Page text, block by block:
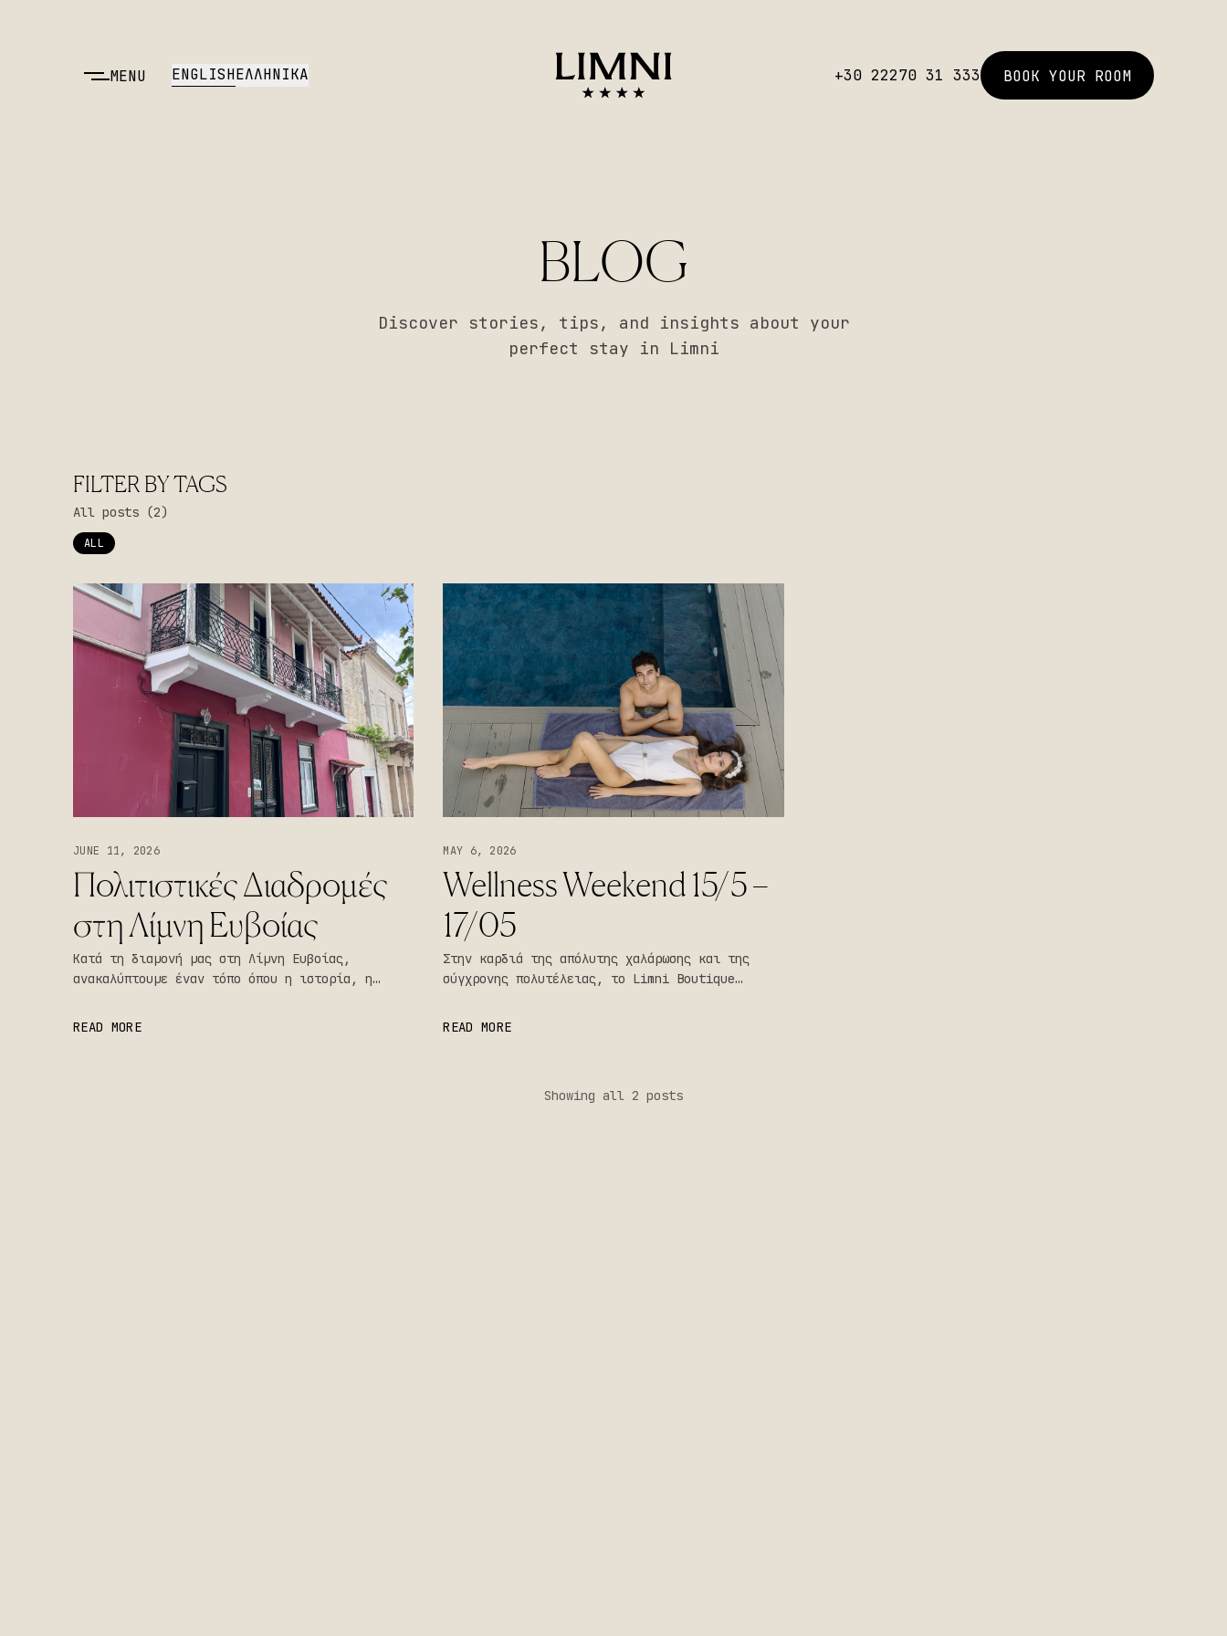
info@limni-hotel.gr
MENU ENGLISHΕΛΛΗΝΙΚΑ +30 22270 31 333 BOOK YOUR ROOM
BLOG
Discover stories, tips, and insights about your
perfect stay in Limni
FILTER BY TAGS
All posts (2)
ALL
JUNE 11, 2026
Πολιτιστικές Διαδρομές
στη Λίμνη Ευβοίας
Κατά τη διαμονή μας στη Λίμνη Ευβοίας,
ανακαλύπτουμε έναν τόπο όπου η ιστορία, η
δίπλα στη θάλασσα.
READ MORE
MAY 6, 2026
Wellness Weekend 15/5 –
17/05
Στην καρδιά της απόλυτης χαλάρωσης και της
σύγχρονης πολυτέλειας, το Limni Boutique
φιλοξενίας, δημιουργώντας έναν προορισμό που
READ MORE
Showing all 2 posts